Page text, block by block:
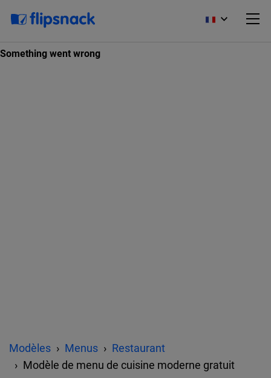
Modèles Menus
Restaurant
Modèle de menu de cuisine moderne gratuit